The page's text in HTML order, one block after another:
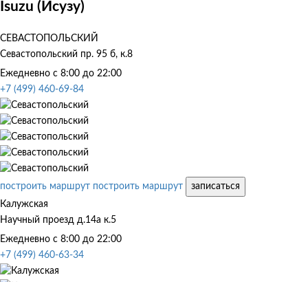
Isuzu (Исузу)
СЕВАСТОПОЛЬСКИЙ
Севастопольский пр. 95 б, к.8
Ежедневно с 8:00 до 22:00
+7 (499) 460-69-84
построить маршрут построить маршрут
записаться
Калужская
Научный проезд д.14а к.5
Ежедневно с 8:00 до 22:00
+7 (499) 460-63-34